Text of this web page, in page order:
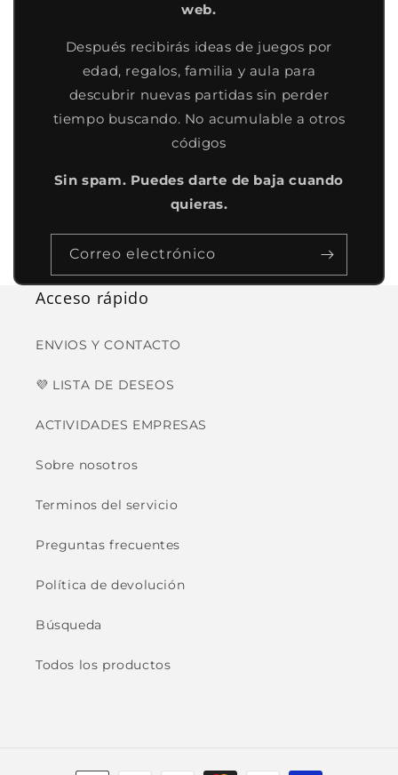
web.
Después recibirás ideas de juegos por
edad, regalos, familia y aula para
descubrir nuevas partidas sin perder
tiempo buscando. No acumulable a otros
códigos
Sin spam. Puedes darte de baja cuando
quieras.
Correo electrónico
Acceso rápido
ENVIOS Y CONTACTO
💜 LISTA DE DESEOS
ACTIVIDADES EMPRESAS
Sobre nosotros
Terminos del servicio
Preguntas frecuentes
Política de devolución
Búsqueda
Todos los productos